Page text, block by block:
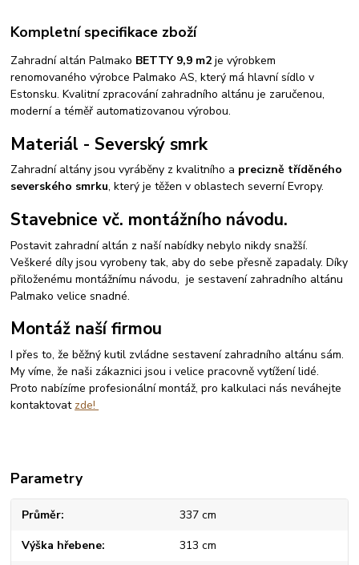
Kompletní specifikace zboží
Zahradní altán Palmako BETTY 9,9 m2je výrobkem
renomovaného výrobce Palmako AS, který má hlavní sídlo v
Estonsku. Kvalitní zpracování zahradního altánu je zaručenou,
moderní a téměř automatizovanou výrobou.
Materiál - Severský smrk
Zahradní altány jsou vyráběny z kvalitního a precizně tříděného
severského smrku, který je těžen v oblastech severní Evropy.
Stavebnice vč. montážního návodu.
Postavit zahradní altán z naší nabídky nebylo nikdy snažší.
Veškeré díly jsou vyrobeny tak, aby do sebe přesně zapadaly. Díky
přiloženému montážnímu návodu, je sestavení zahradního altánu
Palmako velice snadné.
Montáž naší firmou
I přes to, že běžný kutil zvládne sestavení zahradního altánu sám.
My víme, že naši zákaznici jsou i velice pracovně vytížení lidé.
Proto nabízíme profesionální montáž, pro kalkulaci nás neváhejte
kontaktovat zde!
Parametry
Průměr 337 cm
Výška hřebene 313 cm